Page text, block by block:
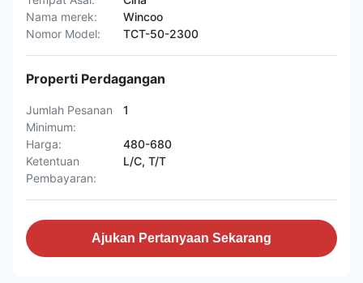
Nama merek:
Wincoo
Nomor Model:
TCT-50-2300
Properti Perdagangan
Jumlah Pesanan
Minimum:
1
Harga:
480-680
Ketentuan
Pembayaran:
L/C, T/T
Ajukan Pertanyaan Sekarang